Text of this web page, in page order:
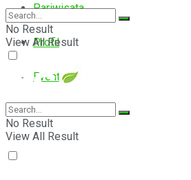
Pariwisata
Profil
Event
E-Magazine
No Result
View All Result
No Result
View All Result